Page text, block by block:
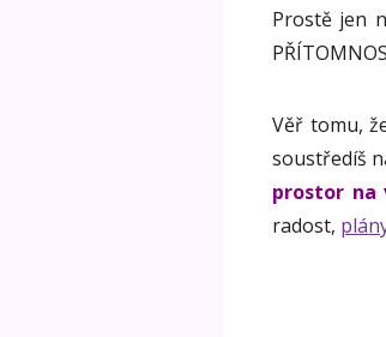
Prostě jen
Věř tomu,
soustředíš
prostor
radost,